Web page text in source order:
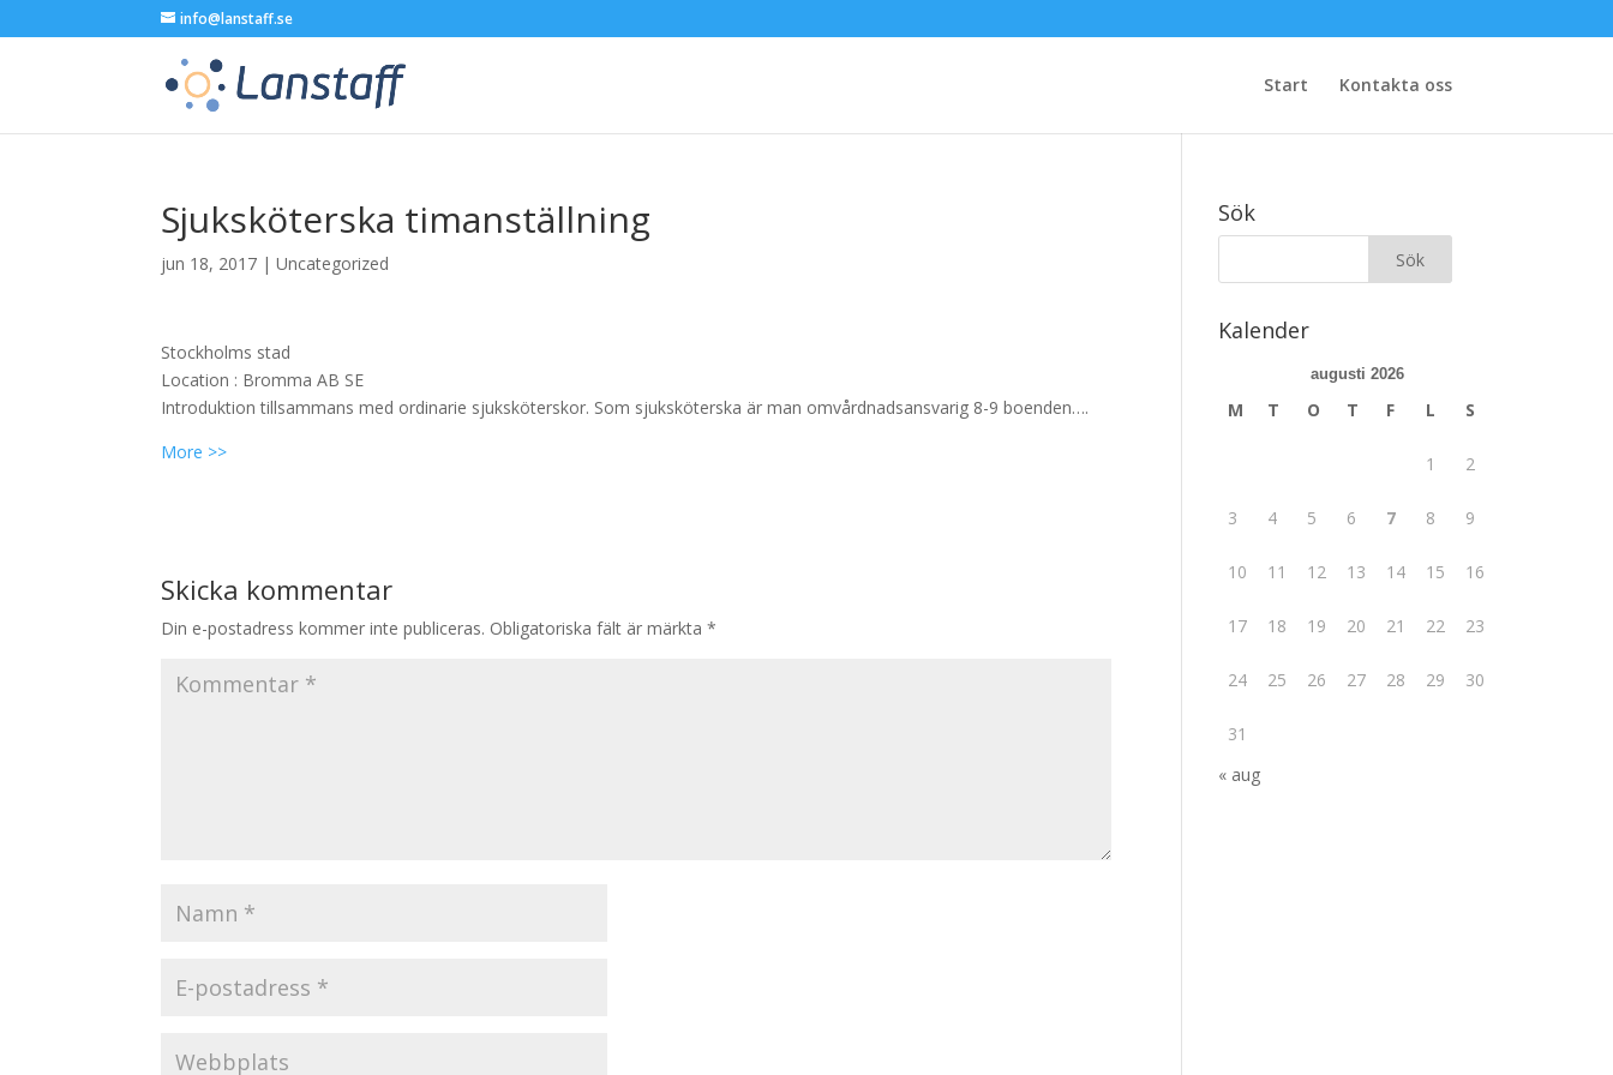
info@lanstaff.se
Start Kontakta oss
Sjuksköterska timanställning
jun 18, 2017 |Uncategorized
Stockholms stad
Location : Bromma AB SE
Introduktion tillsammans med ordinarie sjuksköterskor. Som sjuksköterska är man omvårdnadsansvarig 8-9 boenden….
More >>
Skicka kommentar
Din e-postadress kommer inte publiceras. Obligatoriska fält är märkta*
Sök
Kalender
augusti 2026
M T O T F L S
1 2
3 4 5 6 7 8 9
10 11 12 13 14 15 16
17 18 19 20 21 22 23
24 25 26 27 28 29 30
31
« aug